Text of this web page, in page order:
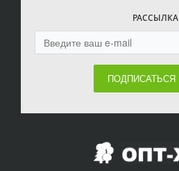
РАССЫЛКА
ПОДПИСАТЬСЯ